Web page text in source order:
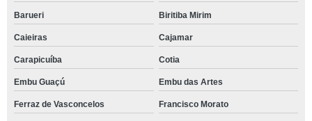
Barueri Biritiba Mirim
Caieiras Cajamar
Carapicuíba Cotia
Embu Guaçú Embu das Artes
Ferraz de Vasconcelos Francisco Morato